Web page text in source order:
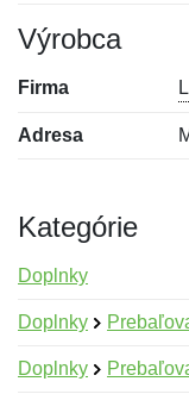
Výrobca
Firma
Adresa
Kategórie
Doplnky
Doplnky
Doplnky